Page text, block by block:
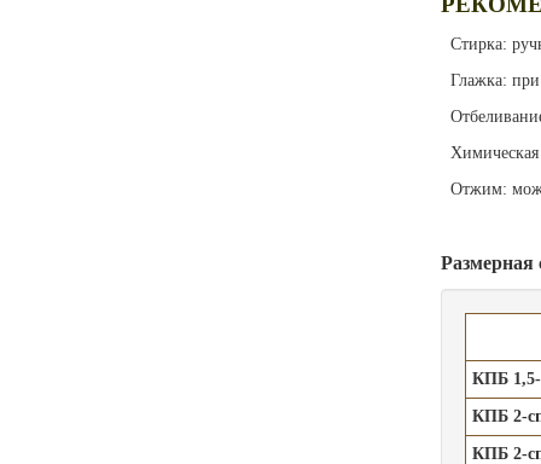
Стирка:
Глажка: при
Отжим:
Размерная
КПБ 1,5-
КПБ 2-
КПБ 2-